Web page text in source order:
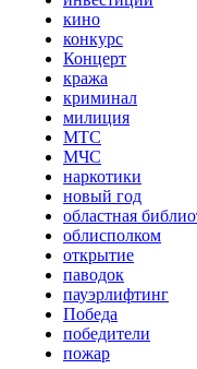
кино
конкурс
Концерт
кража
криминал
милиция
МТС
МЧС
наркотики
новый год
областная
облисполком
открытие
паводок
пауэрлифтинг
Победа
победители
пожар